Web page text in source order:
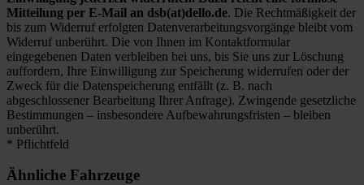
Mitteilung per E-Mail an dsb(at)dello.de. Die Rechtmäßigkeit der
bis zum Widerruf erfolgten Datenverarbeitungsvorgänge bleibt vom
Widerruf unberührt. Die von Ihnen im Kontaktformular
eingegebenen Daten verbleiben bei uns, bis Sie uns zur Löschung
auffordern, Ihre Einwilligung zur Speicherung widerrufen oder der
Zweck für die Datenspeicherung entfällt (z. B. nach
abgeschlossener Bearbeitung Ihrer Anfrage). Zwingende gesetzliche
Bestimmungen – insbesondere Aufbewahrungsfristen – bleiben
unberührt.
* Pflichtfeld
Ähnliche Fahrzeuge